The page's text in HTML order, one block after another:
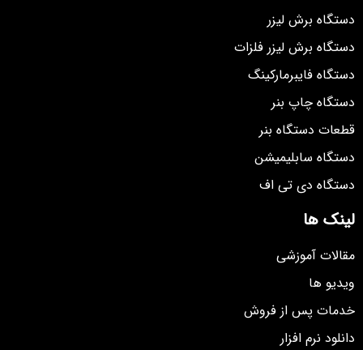
دستگاه برش لیزر
دستگاه برش لیزر فلزات
دستگاه فایبرمارکینگ
دستگاه چاپ بنر
قطعات دستگاه بنر
دستگاه سابلیمیشن
دستگاه دی تی اف
لینک ها
مقالات آموزشی
ویدیو ها
خدمات پس از فروش
دانلود نرم افزار